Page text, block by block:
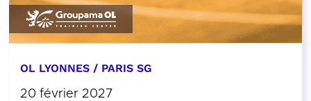
OL LYONNES / PARIS SG
20 février 2027